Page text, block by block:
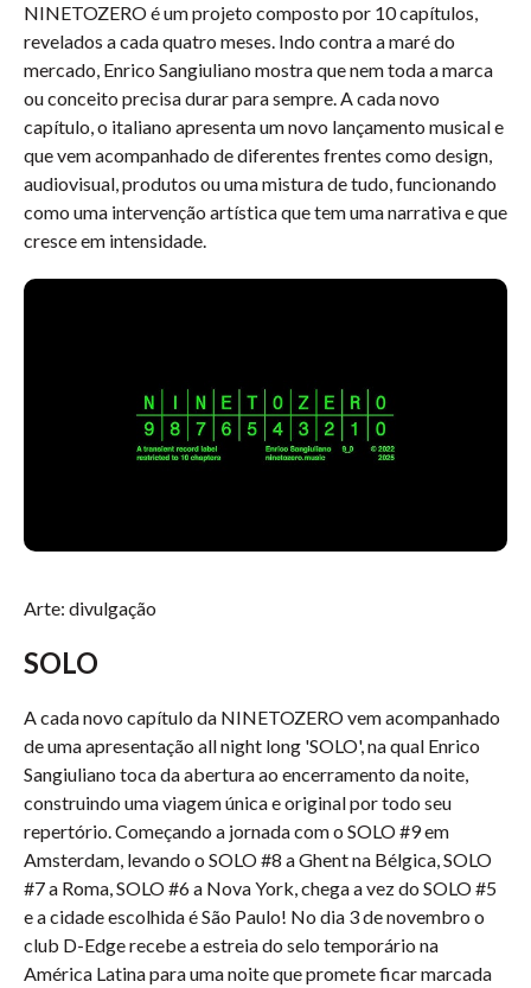
NINETOZERO é um projeto composto por 10 capítulos,
revelados a cada quatro meses. Indo contra a maré do
mercado, Enrico Sangiuliano mostra que nem toda a marca
ou conceito precisa durar para sempre. A cada novo
capítulo, o italiano apresenta um novo lançamento musical e
que vem acompanhado de diferentes frentes como design,
audiovisual, produtos ou uma mistura de tudo, funcionando
como uma intervenção artística que tem uma narrativa e que
cresce em intensidade.
Arte: divulgação
SOLO
A cada novo capítulo da NINETOZERO vem acompanhado
de uma apresentação all night long 'SOLO', na qual Enrico
Sangiuliano toca da abertura ao encerramento da noite,
construindo uma viagem única e original por todo seu
repertório. Começando a jornada com o SOLO #9 em
Amsterdam, levando o SOLO #8 a Ghent na Bélgica, SOLO
#7 a Roma, SOLO #6 a Nova York, chega a vez do SOLO #5
e a cidade escolhida é São Paulo! No dia 3 de novembro o
club D-Edge recebe a estreia do selo temporário na
América Latina para uma noite que promete ficar marcada